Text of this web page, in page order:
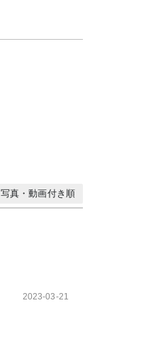
写真・動画付き順
2023-03-21